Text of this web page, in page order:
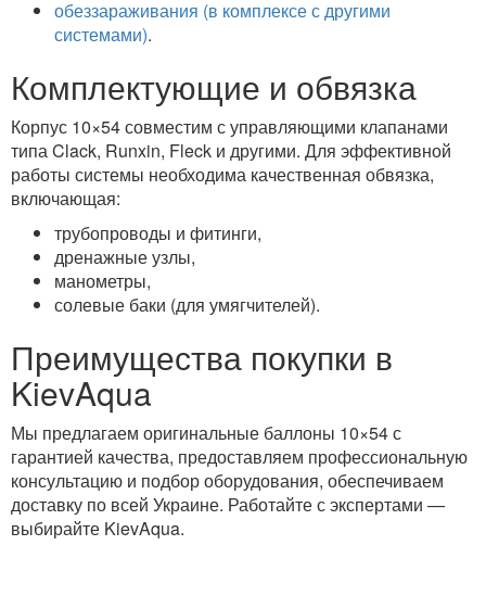
обеззараживания (в комплексе с другими
системами).
Комплектующие и обвязка
Корпус 10×54 совместим с управляющими клапанами
типа Clack, Runxin, Fleck и другими. Для эффективной
работы системы необходима качественная обвязка,
включающая:
трубопроводы и фитинги,
дренажные узлы,
манометры,
солевые баки (для умягчителей).
Преимущества покупки в
KievAqua
Мы предлагаем оригинальные баллоны 10×54 с
гарантией качества, предоставляем профессиональную
консультацию и подбор оборудования, обеспечиваем
доставку по всей Украине. Работайте с экспертами —
выбирайте KievAqua.